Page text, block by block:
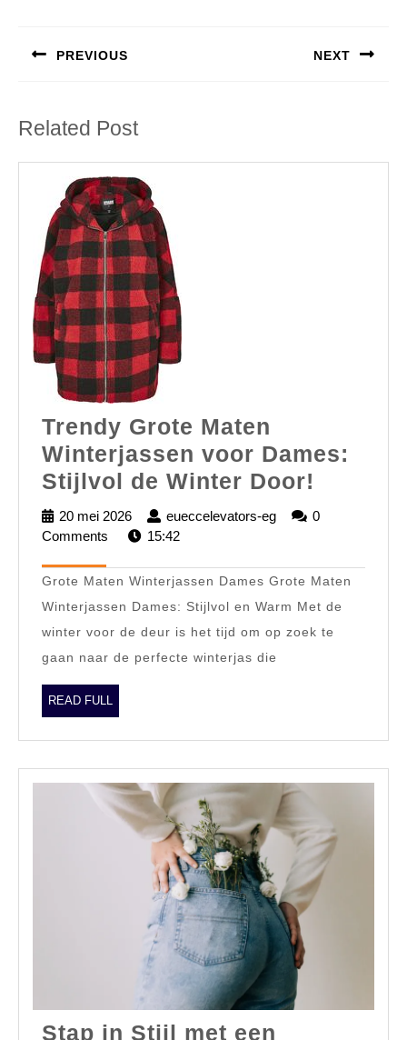
PREVIOUS NEXT
Related Post
Trendy Grote Maten
Winterjassen voor Dames:
Stijlvol de Winter Door!
Grote
voor
Dames:
Stijlvol
20 mei 2026
20
mei
eueccelevators-eg
eueccelevators-
0
Comments
15:42
Grote Maten Winterjassen Dames Grote Maten
Winterjassen Dames: Stijlvol en Warm Met de
winter voor de deur is het tijd om op zoek te
gaan naar de perfecte winterjas die
READ FULL
FULL
Stap in Stijl met een